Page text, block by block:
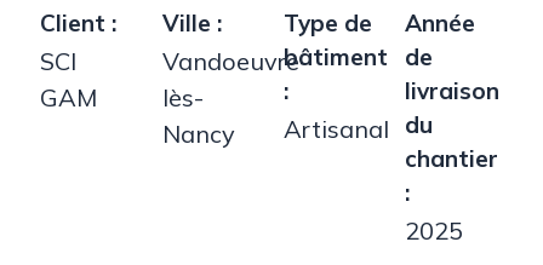
Client :
SCI
GAM
Ville :
Vandoeuvre-
lès-
Nancy
Type de
bâtiment
:
Artisanal
Année
de
livraison
du
chantier
:
2025